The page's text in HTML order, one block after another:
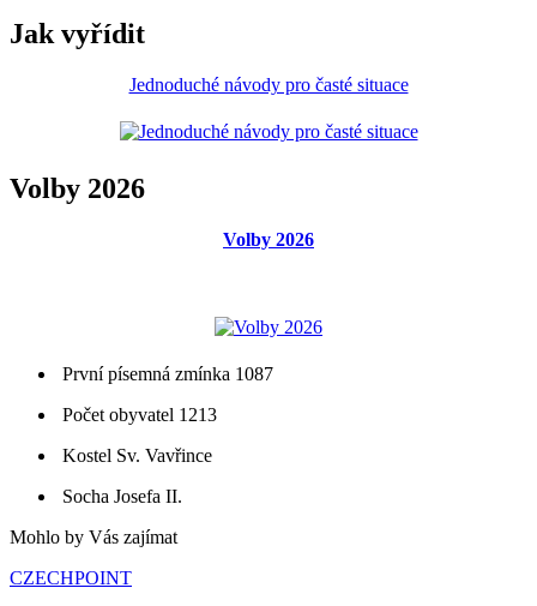
Jak vyřídit
Jednoduché návody pro časté situace
Volby 2026
Volby 2026
První písemná zmínka 1087
Počet obyvatel 1213
Kostel Sv. Vavřince
Socha Josefa II.
Mohlo by Vás zajímat
CZECHPOINT